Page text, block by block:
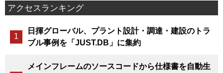
アクセスランキング
日揮グローバル、プラント設計・調達・建設のトラ
ブル事例を「JUST.DB」に集約
メインフレームのソースコードから仕様書を自動生